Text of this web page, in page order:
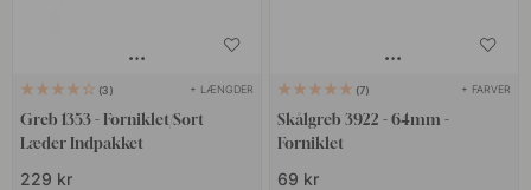
3 + LÆNGDER
Greb 1353 - Forniklet/Sort
Læder Indpakket
229 kr
7 + FARVER
Skålgreb 3922 - 64mm -
Forniklet
69 kr